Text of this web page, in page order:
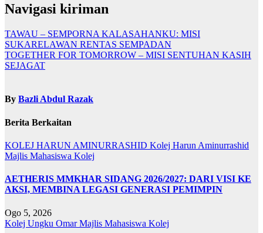
Navigasi kiriman
TAWAU – SEMPORNA KALASAHANKU: MISI
SUKARELAWAN RENTAS SEMPADAN
TOGETHER FOR TOMORROW – MISI SENTUHAN KASIH
SEJAGAT
By Bazli Abdul Razak
Berita Berkaitan
KOLEJ HARUN AMINURRASHID Kolej Harun Aminurrashid
Majlis Mahasiswa Kolej
AETHERIS MMKHAR SIDANG 2026/2027: DARI VISI KE
AKSI, MEMBINA LEGASI GENERASI PEMIMPIN
Ogo 5, 2026
Kolej Ungku OmarMajlis Mahasiswa Kolej